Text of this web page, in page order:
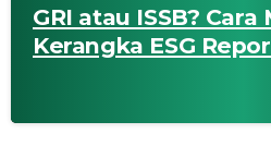
GRI atau ISSB? Cara
Kerangka ESG